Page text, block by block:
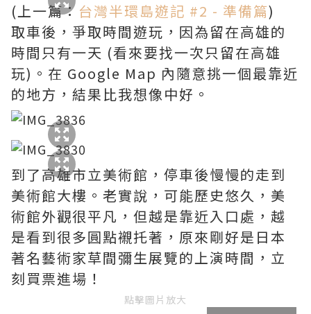
(上一篇： 台灣半環島遊記 #2 - 準備篇)
取車後，爭取時間遊玩，因為留在高雄的
時間只有一天 (看來要找一次只留在高雄
玩)。在 Google Map 內隨意挑一個最靠近
的地方，結果比我想像中好。
到了高雄市立美術館，停車後慢慢的走到
美術館大樓。老實說，可能歷史悠久，美
術館外觀很平凡，但越是靠近入口處，越
是看到很多圓點襯托著，原來剛好是日本
著名藝術家草間彌生展覽的上演時間，立
刻買票進場！
點擊圖片放大